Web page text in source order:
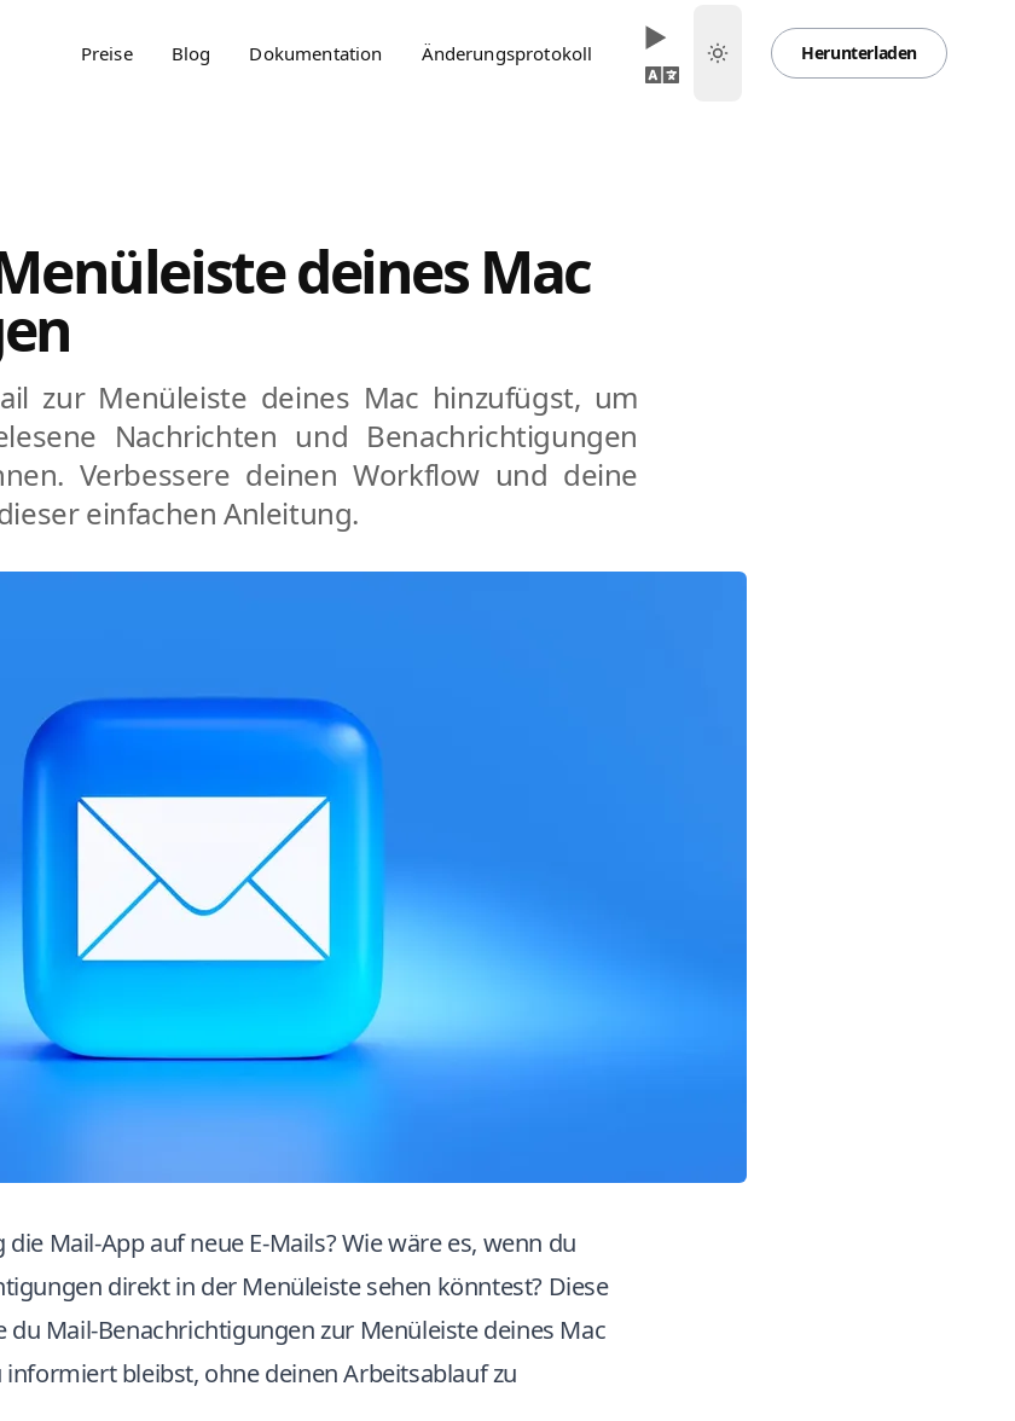
Preise Blog Dokumentation Änderungsprotokoll Herunterladen
deines Mac
zur Menüleiste deines Mac hinzufügst, um
Nachrichten und Benachrichtigungen
Verbessere deinen Workflow und deine
einfachen Anleitung.
Mail-App auf neue E-Mails? Wie wäre es, wenn du
direkt in der Menüleiste sehen könntest? Diese
du Mail-Benachrichtigungen zur Menüleiste deines Mac
bleibst, ohne deinen Arbeitsablauf zu